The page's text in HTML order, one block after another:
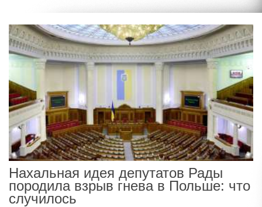
Нахальная идея депутатов Рады
породила взрыв гнева в Польше: что
случилось